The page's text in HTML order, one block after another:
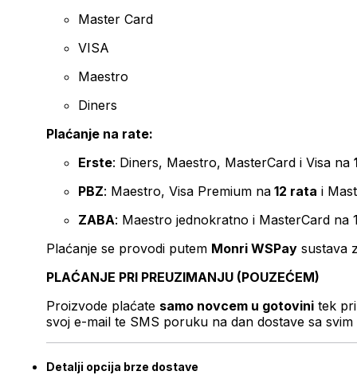
Master Card
VISA
Maestro
Diners
Plaćanje na rate:
Erste: Diners, Maestro, MasterCard i Visa na
PBZ: Maestro, Visa Premium na 12 rata i
ZABA: Maestro jednokratno i MasterCard na
Plaćanje se provodi putem Monri WSPay sustava
PLAĆANJE PRI PREUZIMANJU (POUZEĆEM)
Proizvode plaćate samo novcem u gotovini tek
svoj e-mail te SMS poruku na dan dostave sa svim
Detalji opcija brze dostave